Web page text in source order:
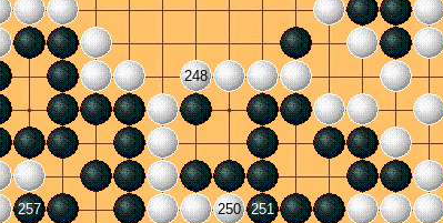
248
250 251
257